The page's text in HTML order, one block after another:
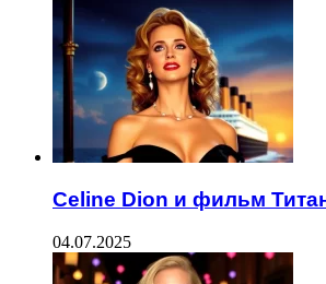
Celine Dion и фильм
04.07.2025